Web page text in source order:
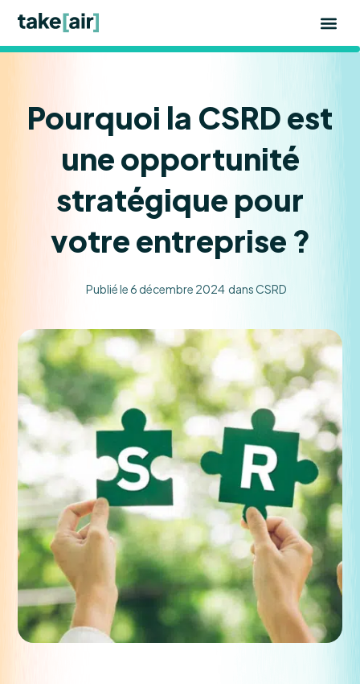
Pourquoi la CSRD est
une opportunité
stratégique pour
votre entreprise ?
Publié le6 décembre 2024 dansCSRD